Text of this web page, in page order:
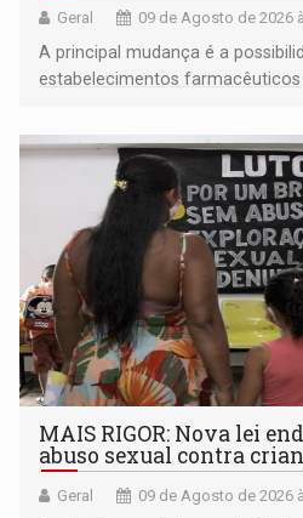
Geral 09 de Agosto de 2026
A principal mudança é a
estabelecimentos
MAIS RIGOR: Nova lei
abuso sexual contra
Geral 09 de Agosto de 2026